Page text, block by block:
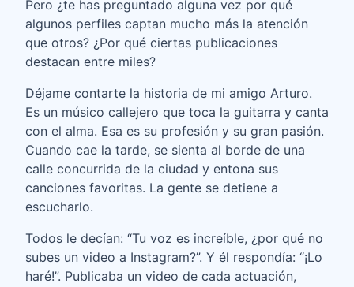
Pero ¿te has preguntado alguna vez por qué
algunos perfiles captan mucho más la atención
que otros? ¿Por qué ciertas publicaciones
destacan entre miles?
Déjame contarte la historia de mi amigo Arturo.
Es un músico callejero que toca la guitarra y canta
con el alma. Esa es su profesión y su gran pasión.
Cuando cae la tarde, se sienta al borde de una
calle concurrida de la ciudad y entona sus
canciones favoritas. La gente se detiene a
escucharlo.
Todos le decían: “Tu voz es increíble, ¿por qué no
subes un video a Instagram?”. Y él respondía: “¡Lo
haré!”. Publicaba un video de cada actuación,